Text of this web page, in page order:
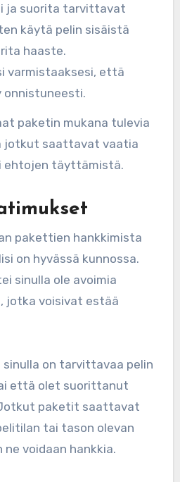
ja suorita tarvittavat
käytä pelin sisäistä
haaste.
varmistaaksesi, että
paketin mukana tulevia
jotkut saattavat vaatia
ehtojen täyttämistä.
pakettien hankkimista
on hyvässä kunnossa.
sinulla ole avoimia
jotka voisivat estää
on tarvittavaa pelin
että olet suorittanut
paketit saattavat
tai tason olevan
voidaan hankkia.